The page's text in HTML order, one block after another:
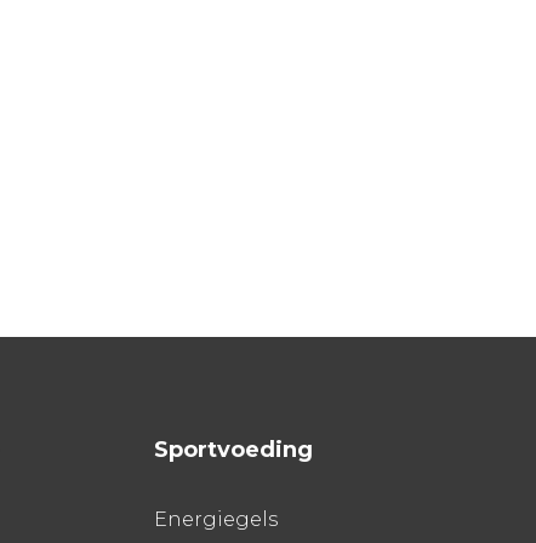
Sportvoeding
Energiegels